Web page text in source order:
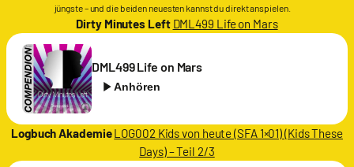
jüngste – und die beiden neuesten kannst du direkt anspielen.
Dirty Minutes Left DML499 Life on Mars
DML499 Life on Mars
Anhören
Logbuch AkademieLOG002 Kids von heute (SFA 1×01) (Kids These
Days) – Teil 2/3